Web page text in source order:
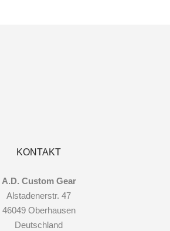
KONTAKT
A.D. Custom Gear
Alstadenerstr. 47
46049 Oberhausen
Deutschland